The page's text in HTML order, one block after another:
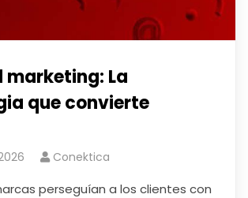
marketing: La
que convierte
Conektica
perseguían a los clientes con